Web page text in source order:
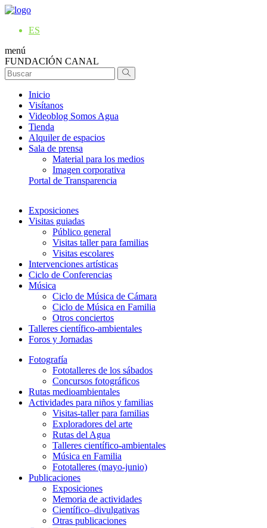
ES
menú
FUNDACIÓN CANAL
Inicio
Visítanos
Videoblog Somos Agua
Tienda
Alquiler de espacios
Sala de prensa
Material para los medios
Imagen corporativa
Portal de Transparencia
Exposiciones
Visitas guiadas
Público general
Visitas taller para familias
Visitas escolares
Intervenciones artísticas
Ciclo de Conferencias
Música
Ciclo de Música de Cámara
Ciclo de Música en Familia
Otros conciertos
Talleres científico-ambientales
Foros y Jornadas
Fotografía
Fototalleres de los sábados
Concursos fotográficos
Rutas medioambientales
Actividades para niños y familias
Visitas-taller para familias
Exploradores del arte
Rutas del Agua
Talleres científico-ambientales
Música en Familia
Fototalleres (mayo-junio)
Publicaciones
Exposiciones
Memoria de actividades
Científico–divulgativas
Otras publicaciones